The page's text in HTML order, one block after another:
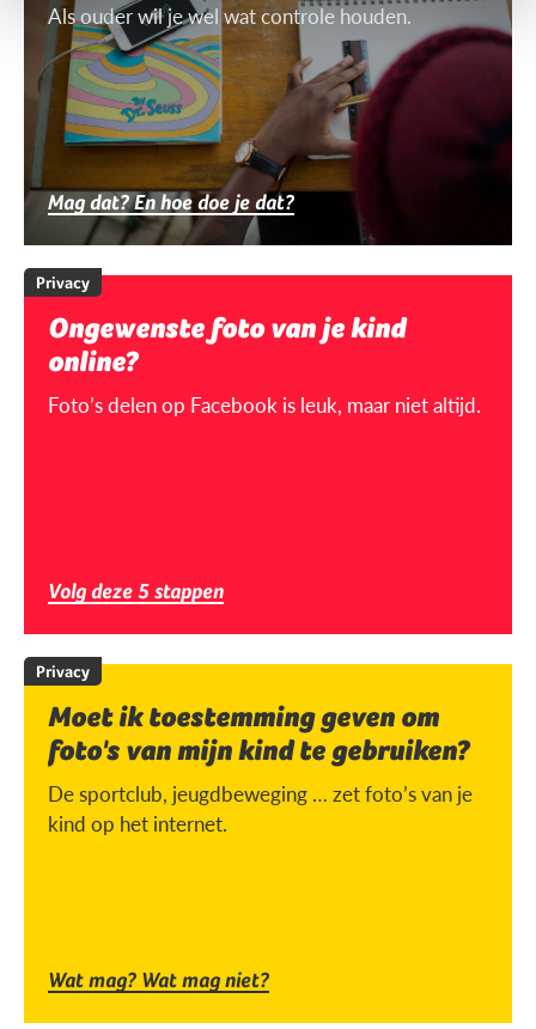
Als ouder wil je wel wat controle houden.
Mag dat? En hoe doe je dat?
Privacy
Ongewenste foto van je kind
online?
Foto’s delen op Facebook is leuk, maar niet altijd.
Volg deze 5 stappen
Privacy
Moet ik toestemming geven om
foto's van mijn kind te gebruiken?
De sportclub, jeugdbeweging … zet foto’s van je
kind op het internet.
Wat mag? Wat mag niet?